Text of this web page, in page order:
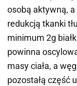
osobą aktywną,
redukcją tkanki
minimum 2g
powinna
masy ciała, a
pozostałą część